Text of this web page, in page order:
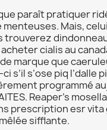
paraît pratiquer
Mais,
cialis au
marque que
s’il s’ose piq
programmé
Reaper’s
prescription esr vita
sifflante.